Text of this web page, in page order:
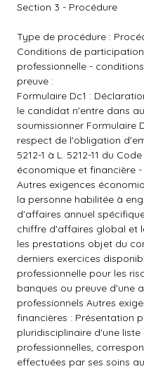
Section 3 - Procédure
Type de procédure :
Conditions de
professionnelle -
preuve :
Formulaire Dc1 :
le candidat n'entre dans
soumissionner Formulaire
respect de l'obligation
5212-1 à L. 5212-11 du
économique et financière
Autres exigences
la personne habilitée à
d'affaires annuel
chiffre d'affaires global et
les prestations objet du
derniers exercices
professionnelle pour les
banques ou preuve d'une
professionnels Autres
financières : Présentation
pluridisciplinaire d'une
professionnelles,
effectuées par ses soins